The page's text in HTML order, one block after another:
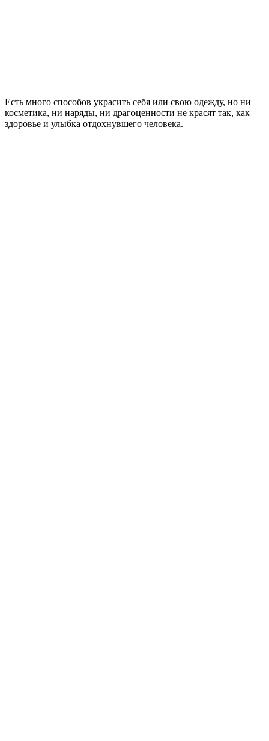
Есть много способов украсить себя или свою одежду, но ни
косметика, ни наряды, ни драгоценности не красят так, как
здоровье и улыбка отдохнувшего человека.